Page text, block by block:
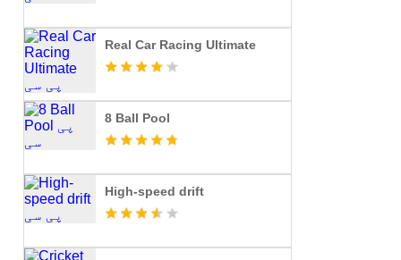
Real Car Racing Ultimate
8 Ball Pool
High-speed drift